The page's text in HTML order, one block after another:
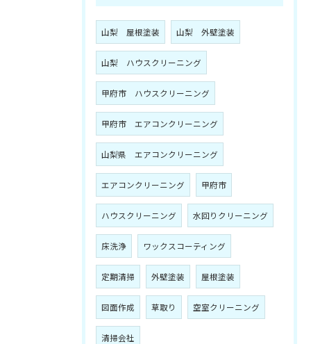
山梨 屋根塗装 山梨 外壁塗装
山梨 ハウスクリーニング
甲府市 ハウスクリーニング
甲府市 エアコンクリーニング
山梨県 エアコンクリーニング
エアコンクリーニング 甲府市
ハウスクリーニング 水回りクリーニング
床洗浄 ワックスコーティング
定期清掃 外壁塗装 屋根塗装
図面作成 草取り 空室クリーニング
清掃会社